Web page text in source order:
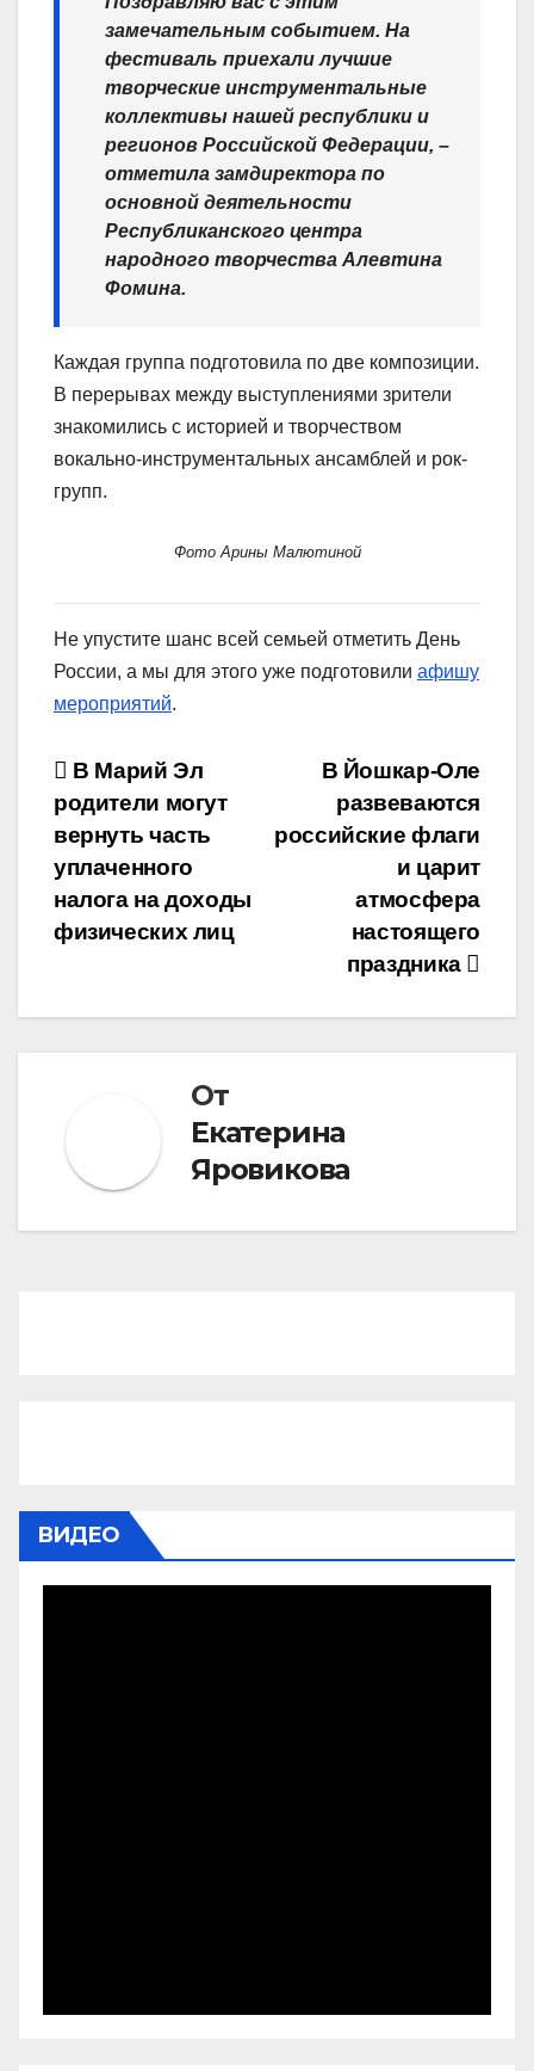
замечательным событием. На
фестиваль приехали лучшие
творческие инструментальные
коллективы нашей республики и
регионов Российской Федерации, –
отметила замдиректора по
основной деятельности
Республиканского центра
народного творчества Алевтина
Фомина.
Каждая группа подготовила по две композиции.
В перерывах между выступлениями зрители
знакомились с историей и творчеством
вокально-инструментальных ансамблей и рок-
групп.
Фото Арины Малютиной
Не упустите шанс всей семьей отметить День
России, а мы для этого уже подготовили афишу
мероприятий.
Навигация
по
записям
В Йошкар-Оле
развеваются
российские флаги
и царит
атмосфера
настоящего
праздника
В Марий Эл
родители могут
вернуть часть
уплаченного
налога на доходы
физических лиц
От
Екатерина
Яровикова
ВИДЕО